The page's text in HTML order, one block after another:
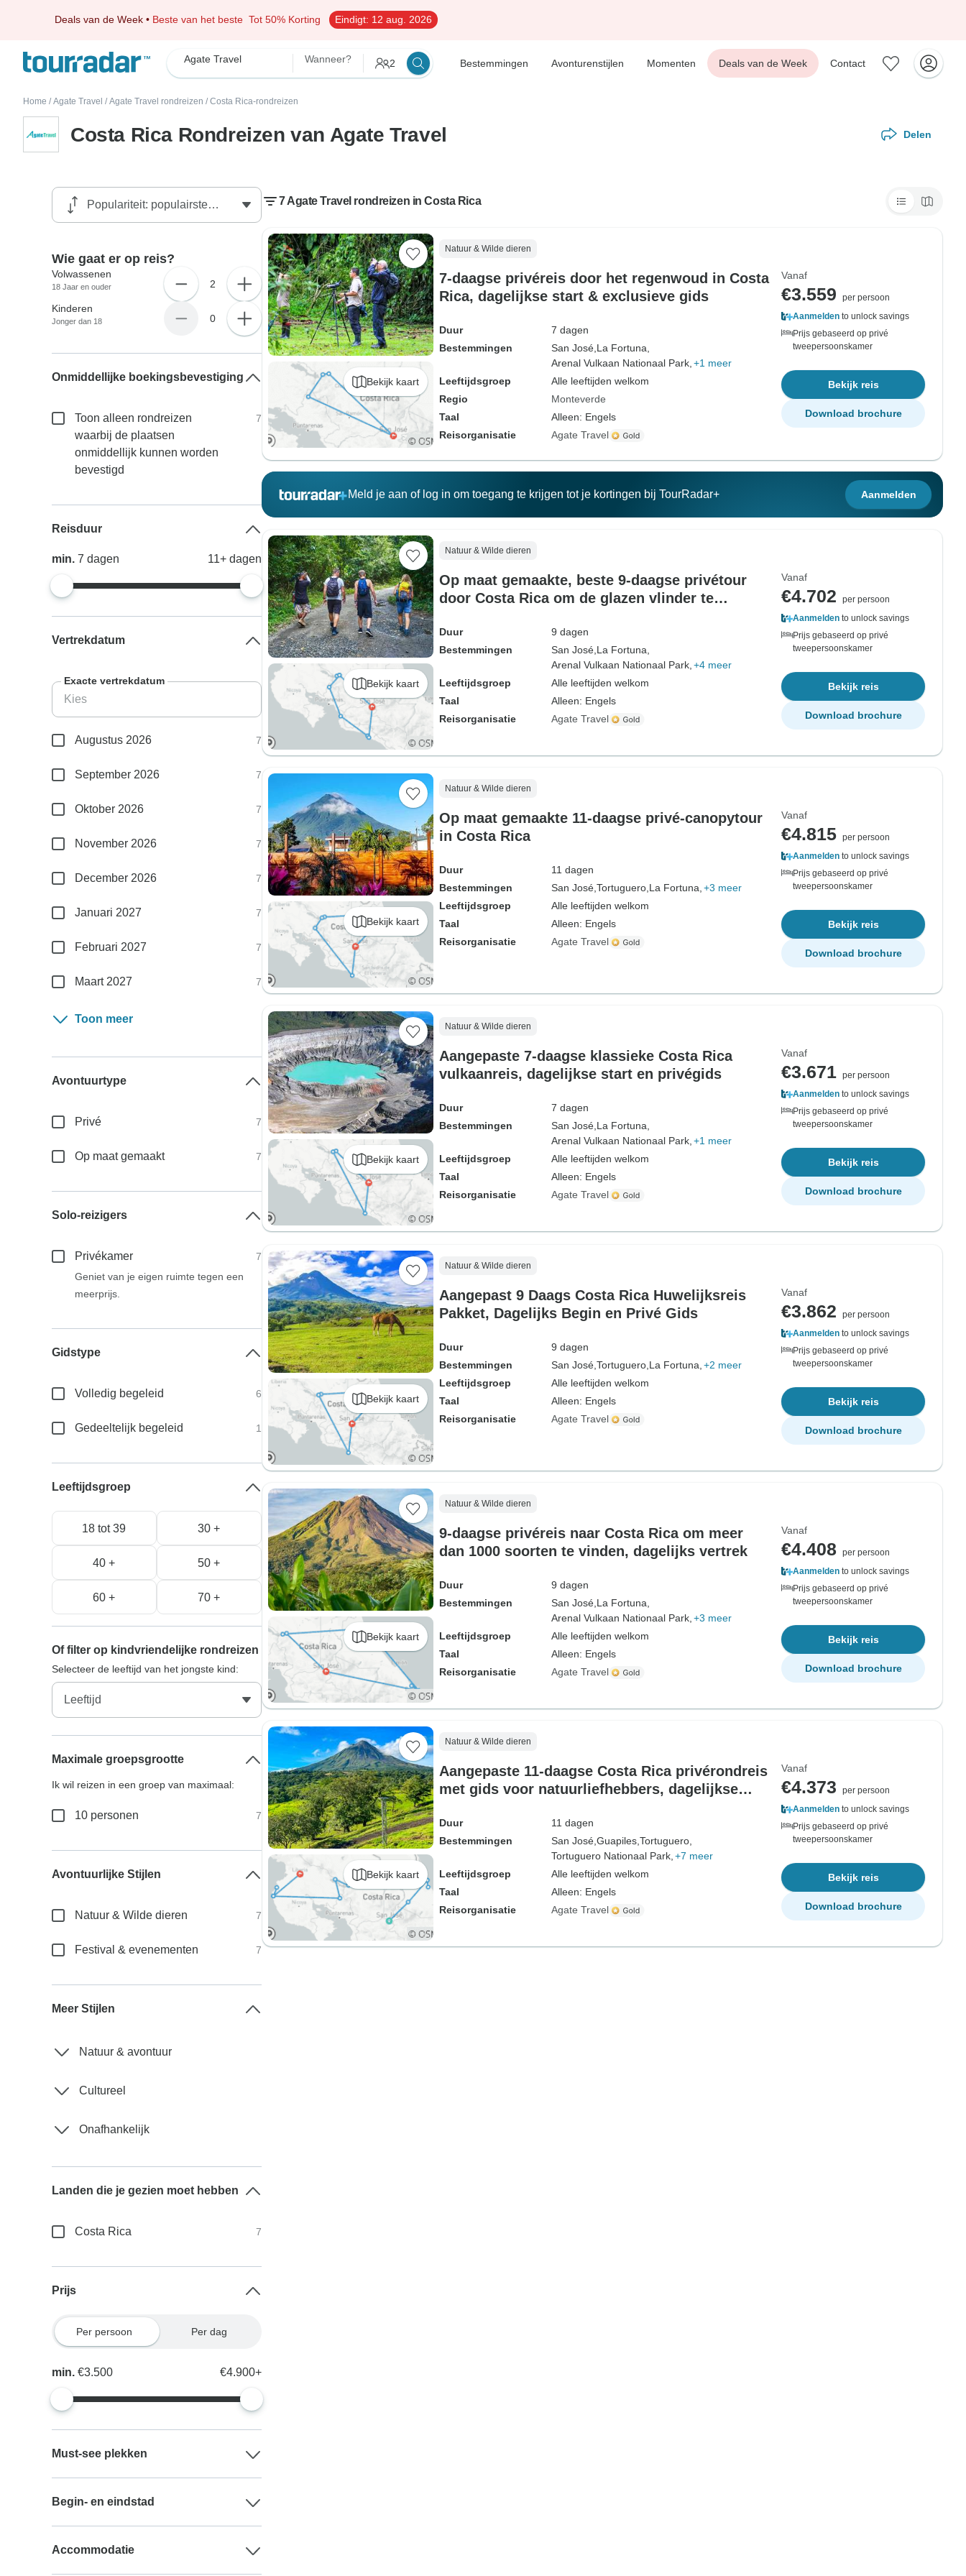
Deals van de Week • Beste van het beste Tot 50% Korting Eindigt: 12 aug. 2026
Agate Travel Wanneer? 2 Bestemmingen Avonturenstijlen Momenten Deals van de Week Contact
Home / Agate Travel / Agate Travel rondreizen / Costa Rica-rondreizen
Costa Rica Rondreizen van Agate Travel Delen
7 Agate Travel rondreizen in Costa Rica
Bekijk kaart
Natuur & Wilde dieren
7-daagse privéreis door het regenwoud in Costa
Rica, dagelijkse start & exclusieve gids
Duur
7 dagen
Bestemmingen
San José, La Fortuna,
Arenal Vulkaan Nationaal Park, +1 meer
Leeftijdsgroep
Alle leeftijden welkom
Regio
Monteverde
Taal
Alleen: Engels
Reisorganisatie
Agate Travel
Vanaf
€3.559
per persoon
Aanmelden to unlock savings
Prijs gebaseerd op privé
tweepersoonskamer
Bekijk reis
Download brochure
Meld je aan of log in om toegang te krijgen tot je kortingen bij TourRadar+ Aanmelden
Bekijk kaart
Natuur & Wilde dieren
Op maat gemaakte, beste 9-daagse privétour
door Costa Rica om de glazen vlinder te
Duur
9 dagen
Bestemmingen
San José, La Fortuna,
Arenal Vulkaan Nationaal Park, +4 meer
Leeftijdsgroep
Alle leeftijden welkom
Taal
Alleen: Engels
Reisorganisatie
Agate Travel
Vanaf
€4.702
per persoon
Aanmelden to unlock savings
Prijs gebaseerd op privé
tweepersoonskamer
Bekijk reis
Download brochure
Bekijk kaart
Natuur & Wilde dieren
Op maat gemaakte 11-daagse privé-canopytour
in Costa Rica
Duur
11 dagen
Bestemmingen
San José, Tortuguero, La Fortuna, +3 meer
Leeftijdsgroep
Alle leeftijden welkom
Taal
Alleen: Engels
Reisorganisatie
Agate Travel
Vanaf
€4.815 per persoon
Aanmelden to unlock savings
Prijs gebaseerd op privé
tweepersoonskamer
Bekijk reis
Download brochure
Bekijk kaart
Natuur & Wilde dieren
Aangepaste 7-daagse klassieke Costa Rica
vulkaanreis, dagelijkse start en privégids
Duur
7 dagen
Bestemmingen
San José, La Fortuna,
Arenal Vulkaan Nationaal Park, +1 meer
Leeftijdsgroep
Alle leeftijden welkom
Taal
Alleen: Engels
Reisorganisatie
Agate Travel
Vanaf
€3.671 per persoon
Aanmelden to unlock savings
Prijs gebaseerd op privé
tweepersoonskamer
Bekijk reis
Download brochure
Bekijk kaart
Natuur & Wilde dieren
Aangepast 9 Daags Costa Rica Huwelijksreis
Pakket, Dagelijks Begin en Privé Gids
Duur
9 dagen
Bestemmingen
San José, Tortuguero, La Fortuna, +2 meer
Leeftijdsgroep
Alle leeftijden welkom
Taal
Alleen: Engels
Reisorganisatie
Agate Travel
Vanaf
€3.862
per persoon
Aanmelden to unlock savings
Prijs gebaseerd op privé
tweepersoonskamer
Bekijk reis
Download brochure
Bekijk kaart
Natuur & Wilde dieren
9-daagse privéreis naar Costa Rica om meer
dan 1000 soorten te vinden, dagelijks vertrek
Duur
9 dagen
Bestemmingen
San José, La Fortuna,
Arenal Vulkaan Nationaal Park, +3 meer
Leeftijdsgroep
Alle leeftijden welkom
Taal
Alleen: Engels
Reisorganisatie
Agate Travel
Vanaf
€4.408
per persoon
Aanmelden to unlock savings
Prijs gebaseerd op privé
tweepersoonskamer
Bekijk reis
Download brochure
Bekijk kaart
Natuur & Wilde dieren
Aangepaste 11-daagse Costa Rica privérondreis
met gids voor natuurliefhebbers, dagelijkse
Duur
11 dagen
Bestemmingen
San José, Guapiles, Tortuguero,
Tortuguero Nationaal Park, +7 meer
Leeftijdsgroep
Alle leeftijden welkom
Taal
Alleen: Engels
Reisorganisatie
Agate Travel
Vanaf
€4.373
per persoon
Aanmelden to unlock savings
Prijs gebaseerd op privé
tweepersoonskamer
Bekijk reis
Download brochure
Wie gaat er op reis?
Volwassenen
18 Jaar en ouder 2
Kinderen
Jonger dan 18 0
Onmiddellijke boekingsbevestiging
Toon alleen rondreizen
waarbij de plaatsen
onmiddellijk kunnen worden
bevestigd
7
Reisduur
min.7dagen 11+ dagen
Vertrekdatum
Exacte vertrekdatum
Augustus 2026 7
September 2026 7
Oktober 2026 7
November 2026 7
December 2026 7
Januari 2027 7
Februari 2027 7
Maart 2027 7
Toon meer
Avontuurtype
Privé 7
Op maat gemaakt 7
Solo-reizigers
Privékamer
7
Geniet van je eigen ruimte tegen een
meerprijs.
Gidstype
Volledig begeleid 6
Gedeeltelijk begeleid 1
Leeftijdsgroep
18 tot 39 30 +
40 + 50 +
60 + 70 +
Of filter op kindvriendelijke rondreizen
Selecteer de leeftijd van het jongste kind:
Maximale groepsgrootte
Ik wil reizen in een groep van maximaal:
10 personen 7
Avontuurlijke Stijlen
Natuur & Wilde dieren 7
Festival & evenementen 7
Meer Stijlen
Natuur & avontuur
Cultureel
Onafhankelijk
Landen die je gezien moet hebben
Costa Rica 7
Prijs
Per persoon Per dag
min.€3.500 €4.900+
Must-see plekken
Begin- en eindstad
Accommodatie